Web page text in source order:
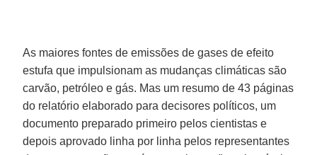
As maiores fontes de emissões de gases de efeito
estufa que impulsionam as mudanças climáticas são
carvão, petróleo e gás. Mas um resumo de 43 páginas
do relatório elaborado para decisores políticos, um
documento preparado primeiro pelos cientistas e
depois aprovado linha por linha pelos representantes